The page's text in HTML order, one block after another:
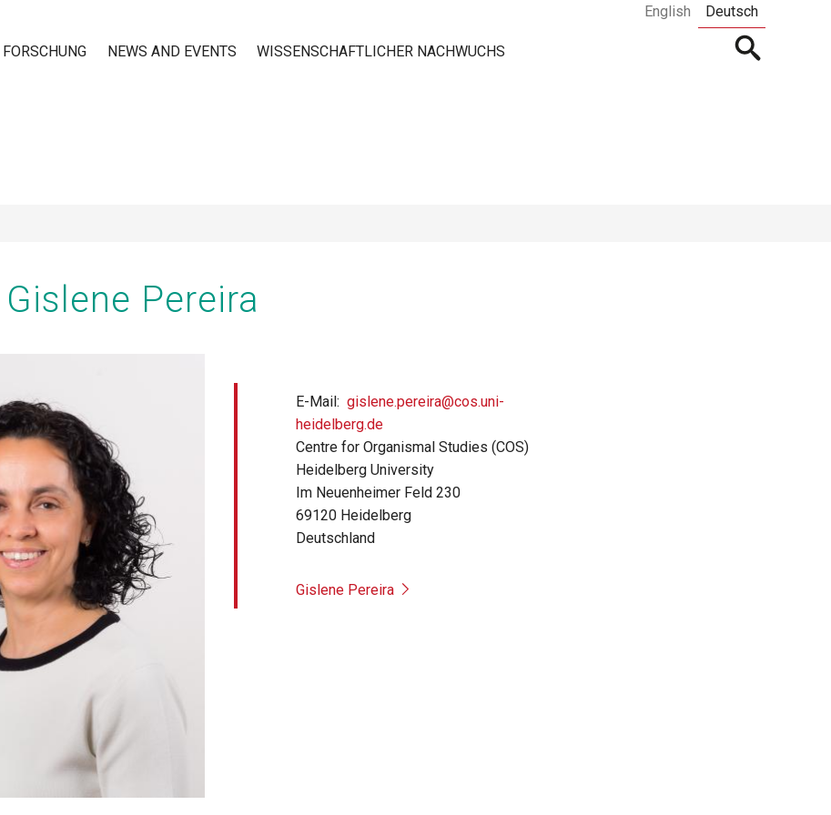
English Deutsch
FORSCHUNG NEWS AND EVENTS WISSENSCHAFTLICHER NACHWUCHS
Open
searchbar
Pereira
E-Mail
gislene.pereira@cos.uni-
heidelberg.de
Centre for Organismal Studies (COS)
Heidelberg University
Im Neuenheimer Feld 230
69120 Heidelberg
Deutschland
Gislene Pereira